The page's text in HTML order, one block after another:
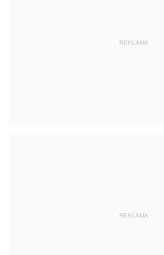
REKLAMA
REKLAMA